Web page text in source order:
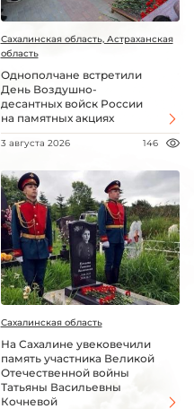
Сахалинская область, Астраханская
область
Однополчане встретили
День Воздушно-
десантных войск России
на памятных акциях
3 августа 2026 146
Сахалинская область
На Сахалине увековечили
память участника Великой
Отечественной войны
Татьяны Васильевны
Кочневой